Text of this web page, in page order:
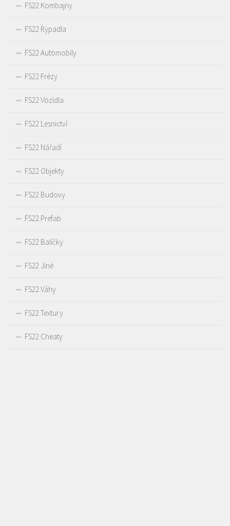
FS22 Kombajny
FS22 Rypadla
FS22 Automobily
FS22 Frézy
FS22 Vozidla
FS22 Lesnictví
FS22 Nářadí
FS22 Objekty
FS22 Budovy
FS22 Prefab
FS22 Balíčky
FS22 Jiné
FS22 Váhy
FS22 Textury
FS22 Cheaty